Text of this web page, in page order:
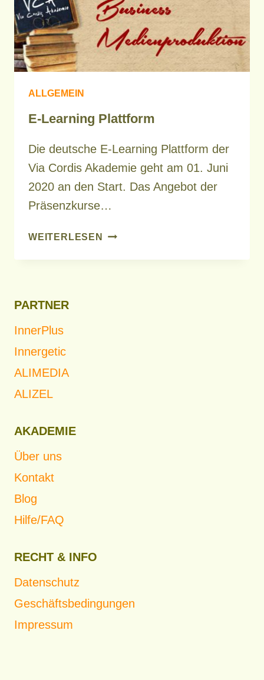
ALLGEMEIN
E-Learning Plattform
Die deutsche E-Learning Plattform der
Via Cordis Akademie geht am 01. Juni
2020 an den Start. Das Angebot der
Präsenzkurse…
WEITERLESEN
E-
PLATTFORM
PARTNER
InnerPlus
Innergetic
ALIMEDIA
ALIZEL
AKADEMIE
Über uns
Kontakt
Blog
Hilfe/FAQ
RECHT & INFO
Datenschutz
Geschäftsbedingungen
Impressum